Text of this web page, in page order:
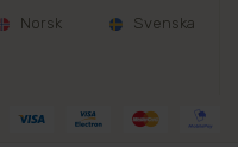
Norsk Svenska